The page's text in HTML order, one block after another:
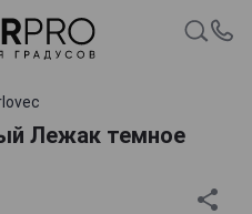
Лежак темное